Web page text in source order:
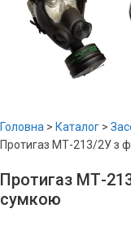
Головна > Каталог >
Протигаз МТ-213/2У з
Протигаз МТ-
сумкою